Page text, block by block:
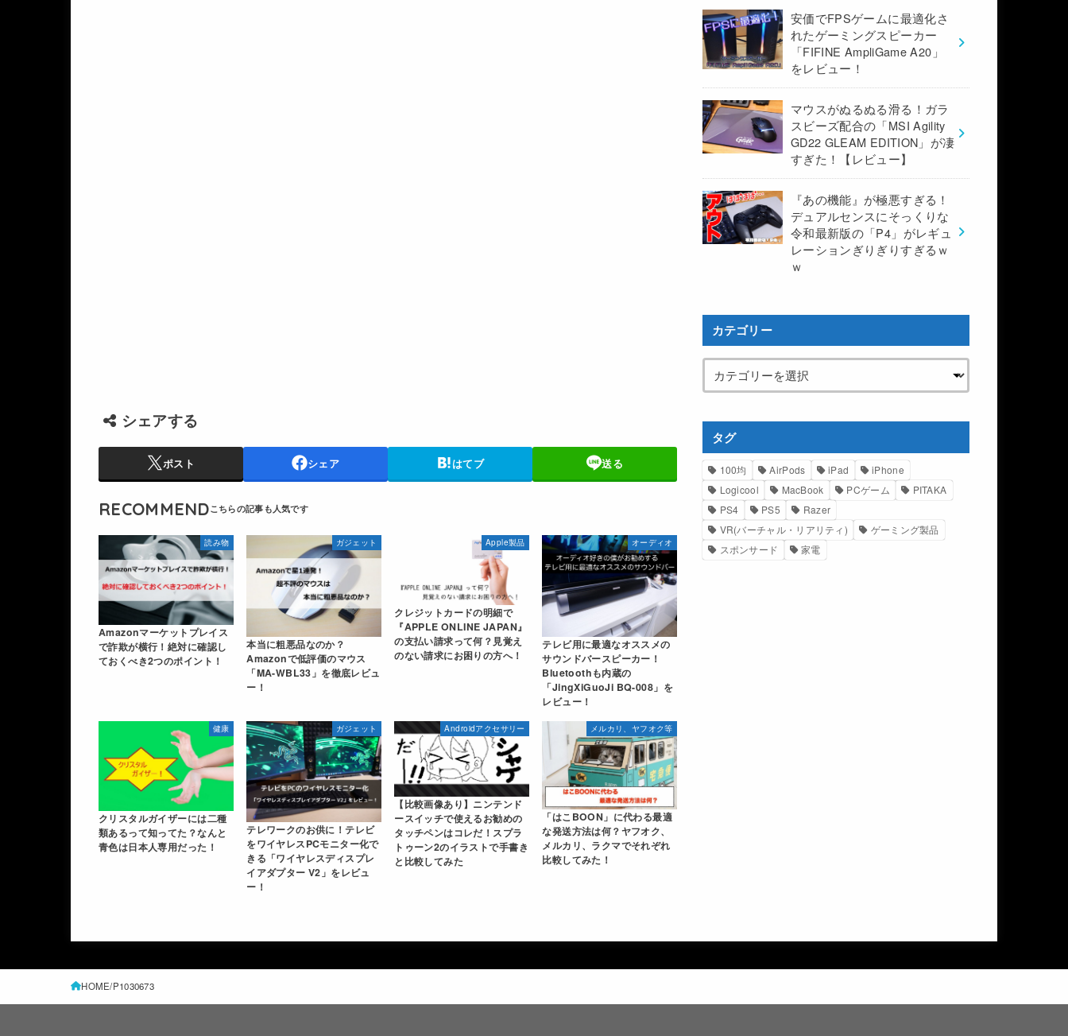
シェアする
ポスト シェア はてブ 送る
RECOMMEND
読み物
Amazonマーケットプレイス
で詐欺が横行！絶対に確認し
ておくべき2つのポイント！
ガジェット
本当に粗悪品なのか？
Amazonで低評価のマウス
「MA-WBL33」を徹底レビュ
ー！
Apple製品
クレジットカードの明細で
『APPLE ONLINE JAPAN』
の支払い請求って何？見覚え
のない請求にお困りの方へ！
オーディオ
テレビ用に最適なオススメの
サウンドバースピーカー！
Bluetoothも内蔵の
「JingXiGuoJi BQ-008」を
レビュー！
健康
クリスタルガイザーには二種
類あるって知ってた？なんと
青色は日本人専用だった！
ガジェット
テレワークのお供に！テレビ
をワイヤレスPCモニター化で
きる「ワイヤレスディスプレ
イアダプター V2」をレビュ
ー！
Androidアクセサリー
【比較画像あり】ニンテンド
ースイッチで使えるお勧めの
タッチペンはコレだ！スプラ
トゥーン2のイラストで手書き
と比較してみた
メルカリ、ヤフオク等
「はこBOON」に代わる最適
な発送方法は何？ヤフオク、
メルカリ、ラクマでそれぞれ
比較してみた！
安価でFPSゲームに最適化さ
れたゲーミングスピーカー
「FIFINE AmpliGame A20」
をレビュー！
マウスがぬるぬる滑る！ガラ
スビーズ配合の「MSI Agility
GD22 GLEAM EDITION」が凄
すぎた！【レビュー】
『あの機能』が極悪すぎる！
デュアルセンスにそっくりな
令和最新版の「P4」がレギュ
レーションぎりぎりすぎるｗ
ｗ
カテゴリー
タグ
100均 AirPods iPad
iPhone
Logicool
MacBook PCゲーム
PITAKA
PS4
PS5
Razer
VR(バーチャル・リアリティ)
ゲーミング製品
スポンサード
家電
HOME P1030673